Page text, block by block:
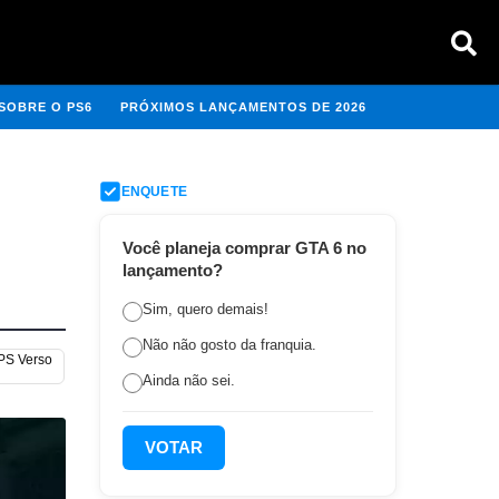
O PS6 PRÓXIMOS LANÇAMENTOS DE 2026
Verso
ENQUETE
Você planeja comprar GTA 6 no
lançamento?
Sim, quero demais!
Não não gosto da franquia.
Ainda não sei.
VOTAR